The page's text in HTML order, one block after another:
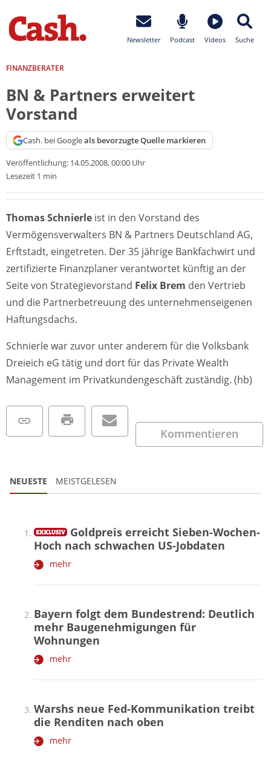
Newsletter Podcast Videos Suche
FINANZBERATER
BN & Partners erweitert
Vorstand
Cash. bei Googleals bevorzugte Quelle markieren
Veröffentlichung: 14.05.2008, 00:00 Uhr
Lesezeit 1 min
Thomas Schnierle ist in den Vorstand des
Vermögensverwalters BN & Partners Deutschland AG,
Erftstadt, eingetreten. Der 35 jährige Bankfachwirt und
zertifizierte Finanzplaner verantwortet künftig an der
Seite von Strategievorstand Felix Brem den Vertrieb
und die Partnerbetreuung des unternehmenseigenen
Haftungsdachs.
Schnierle war zuvor unter anderem für die Volksbank
Dreieich eG tätig und dort für das Private Wealth
Management im Privatkundengeschäft zuständig. (hb)
Kommentieren
NEUESTE MEISTGELESEN
Goldpreis erreicht Sieben-Wochen-
Hoch nach schwachen US-Jobdaten
mehr
Bayern folgt dem Bundestrend: Deutlich
mehr Baugenehmigungen für
Wohnungen
mehr
Warshs neue Fed-Kommunikation treibt
die Renditen nach oben
mehr